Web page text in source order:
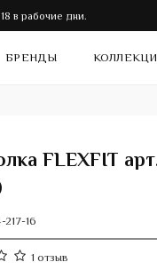
в рабочие дни.
БРЕНДЫ
FLEXFIT
217-16
1 отзыв